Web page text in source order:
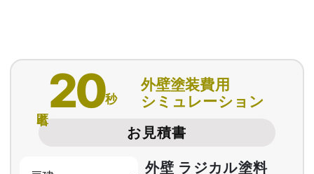
20秒
外壁塗装費用
シミュレーション
お見積書
外壁 ラジカル塗料